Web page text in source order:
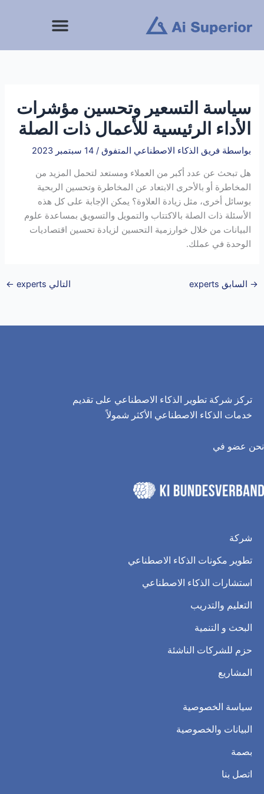
المحتوى
سياسة التسعير وتحسين مؤشرات
الأداء الرئيسية للأعمال ذات الصلة
بواسطة فريق الذكاء الاصطناعي المتفوق/14 سبتمبر 2023
هل تبحث عن عدد أكبر من العملاء ومستعد لتحمل المزيد من
المخاطرة أو بالأحرى الابتعاد عن المخاطرة وتحسين الربحية
بوسائل أخرى، مثل زيادة العلاوة؟ يمكن الإجابة على كل هذه
الأسئلة ذات الصلة بالاكتتاب والتمويل والتسويق بمساعدة علوم
البيانات من خلال خوارزمية التحسين لزيادة تحسين اقتصاديات
الوحدة في عملك.
→ السابق experts التالي experts ←
تركز شركة تطوير الذكاء الاصطناعي على تقديم
خدمات الذكاء الاصطناعي الأكثر شمولاً
نحن عضو في
شركة
تطوير مكونات الذكاء الاصطناعي
استشارات الذكاء الاصطناعي
التعليم والتدريب
البحث و التنمية
حزم للشركات الناشئة
المشاريع
سياسة الخصوصية
البيانات والخصوصية
بصمة
اتصل بنا